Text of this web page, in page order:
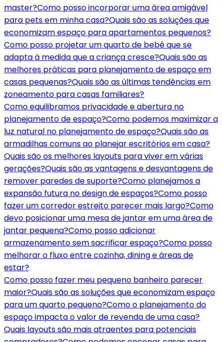
master?Como posso incorporar uma área amigável
para pets em minha casa?Quais são as soluções que
economizam espaço para apartamentos pequenos?
Como posso projetar um quarto de bebê que se
adapta à medida que a criança cresce?Quais são as
melhores práticas para planejamento de espaço em
casas pequenas?Quais são as últimas tendências em
zoneamento para casas familiares?
Como equilibramos privacidade e abertura no
planejamento de espaço?Como podemos maximizar a
luz natural no planejamento de espaço?Quais são as
armadilhas comuns ao planejar escritórios em casa?
Quais são os melhores layouts para viver em várias
gerações?Quais são as vantagens e desvantagens de
remover paredes de suporte?Como planejamos a
expansão futura no design de espaços?Como posso
fazer um corredor estreito parecer mais largo?Como
devo posicionar uma mesa de jantar em uma área de
jantar pequena?Como posso adicionar
armazenamento sem sacrificar espaço?Como posso
melhorar o fluxo entre cozinha, dining e áreas de
estar?
Como posso fazer meu pequeno banheiro parecer
maior?Quais são as soluções que economizam espaço
para um quarto pequeno?Como o planejamento do
espaço impacta o valor de revenda de uma casa?
Quais layouts são mais atraentes para potenciais